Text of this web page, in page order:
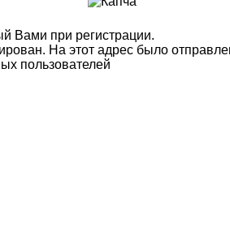
Вами при регистрации.
На этот адрес было
пользователей